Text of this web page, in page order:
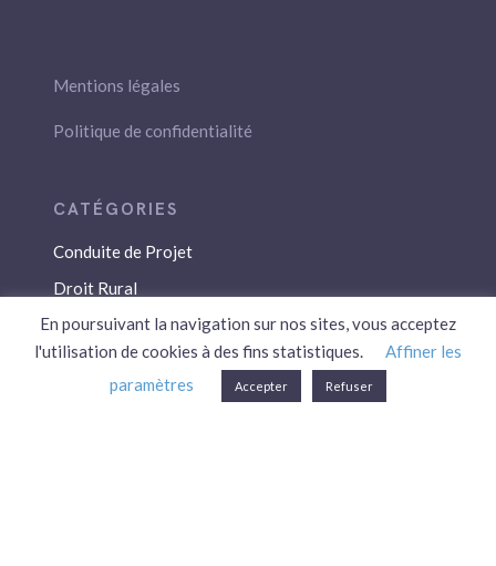
Mentions légales
Politique de confidentialité
Conduite de Projet
Droit Rural
Droit Social
Économie / Gestion
Environnement
En poursuivant la navigation sur nos sites, vous acceptez
l'utilisation de cookies à des fins statistiques.
Affiner les
paramètres
Accepter Refuser